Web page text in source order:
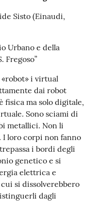
Sisto (Einaudi,
Urbano e della
Fregoso”
«robot» i virtual
dai robot
fisica ma solo digitale,
Sono sciami di
metallici. Non li
I loro corpi non fanno
i bordi degli
genetico e si
elettrica e
si dissolverebbero
dagli